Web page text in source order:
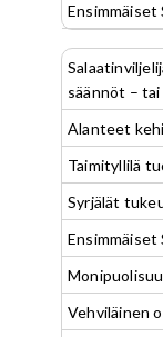
Ensimmäiset
säännöt – tai
Alanteet
Taimityllilä
Syrjälät
Ensimmäiset
Vehviläinen